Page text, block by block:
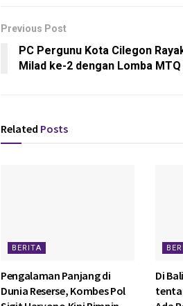
Previous Post
PC Pergunu Kota Cilegon
Milad ke-2 dengan Lomba MTQ
Related Posts
BERITA
Pengalaman Panjang di
Dunia Reserse, Kombes Pol
Di